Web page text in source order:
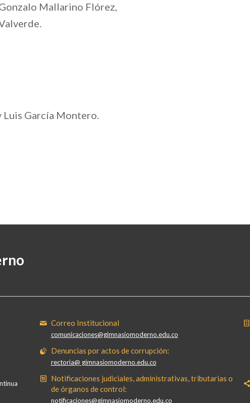
Mallarino Flórez,
Luis García Montero.
Correo Institucional
comunicaciones@gimnasiomoderno.edu.co
Denuncias por actos de corrupción:
rectoria@ gimnasiomoderno.edu.co
Notificaciones judiciales, administrativas, tributarias o
de órganos de control:
notificaciones@gimnasiomoderno.edu.co